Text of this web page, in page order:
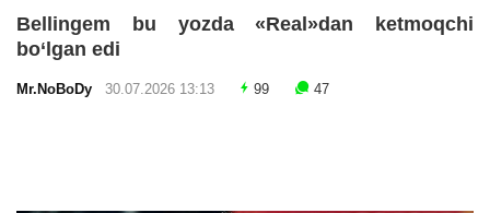
Bellingem bu yozda «Real»dan ketmoqchi
bo‘lgan edi
Mr.NoBoDy 30.07.2026 13:13 99 47